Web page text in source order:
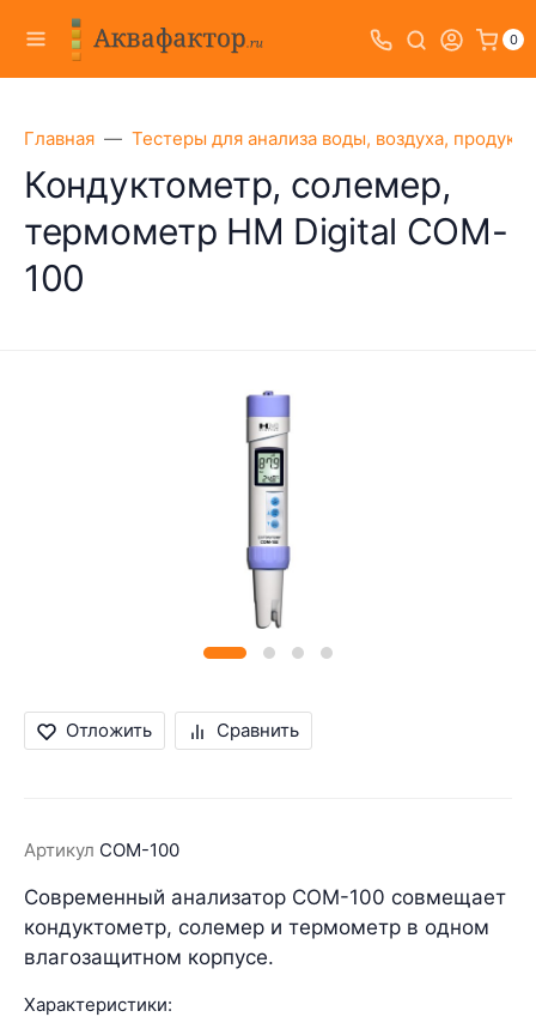
0
Главная Тестеры для анализа воды, воздуха,
Кондуктометр, солемер,
термометр HM Digital COM-
100
Отложить Сравнить
Артикул COM-100
Современный анализатор COM-100 совмещает
кондуктометр, солемер и термометр в одном
влагозащитном корпусе.
Характеристики: